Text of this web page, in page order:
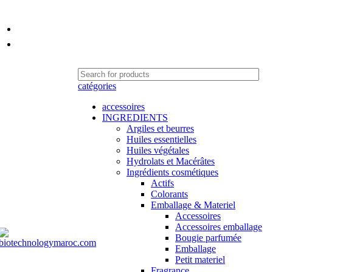
catégories
accessoires
INGREDIENTS
Argiles et beurres
Huiles essentielles
Huiles végétales
Hydrolats et Macérâtes
Ingrédients cosmétiques
Actifs
Colorants
Emballage & Materiel
Accessoires
Accessoires emballage
Bougie parfumée
Emballage
Petit materiel